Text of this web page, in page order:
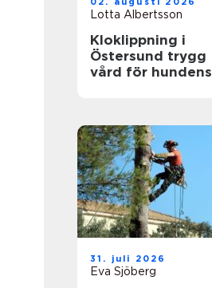
Lotta Albertsson
Kloklippning i
Östersund trygg
vård för hundens
31. juli 2026
Eva Sjöberg